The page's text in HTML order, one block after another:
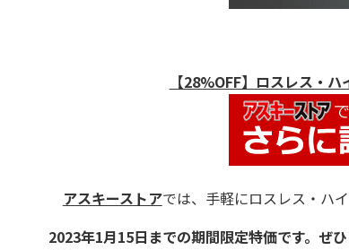
【28%OFF】ロスレス・
アスキーストアでは、手軽にロスレス・ハ
2023年1月15日までの期間限定特価です。ぜ